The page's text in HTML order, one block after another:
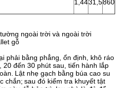
1,4431,5860
ngoài trời và ngoài trời
gỗ
phải bằng phẳng, ổn định, khô ráo
20 đến 30 phút sau, tiến hành lắp
Lật nhẹ gạch bằng búa cao su
chắn; sau đó kiểm tra khuyết tật